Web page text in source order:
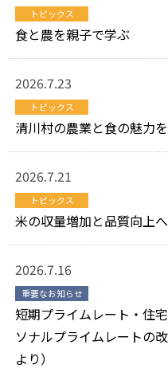
トピックス
食と農を親子で学ぶ
2026.7.23
トピックス
清川村の農業と食の魅力
2026.7.21
トピックス
米の収量増加と品質向上へ
2026.7.16
重要なお知らせ
短期プライムレート・住
ソナルプライムレートの
より）